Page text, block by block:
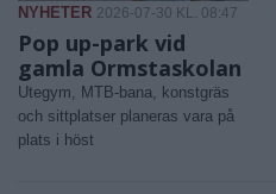
NYHETER 2026-07-30 KL. 08:47
Pop up-park vid
gamla Ormstaskolan
Utegym, MTB-bana, konstgräs
och sittplatser planeras vara på
plats i höst